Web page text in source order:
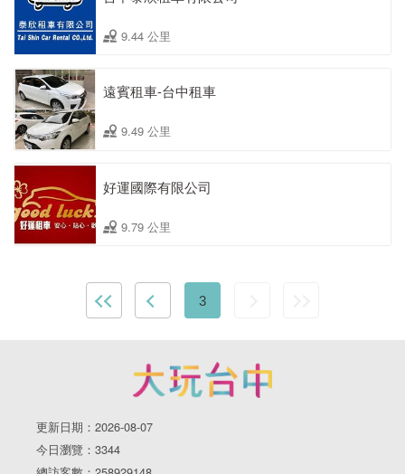
9.44 公里
遠賓租車-台中租車
9.49 公里
好運國際有限公司
9.79 公里
3
更新日期：2026-08-07
今日瀏覽：3344